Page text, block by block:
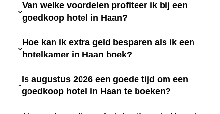
Van welke voordelen profiteer ik bij een
goedkoop hotel in Haan?
Hoe kan ik extra geld besparen als ik een
hotelkamer in Haan boek?
Is augustus 2026 een goede tijd om een
goedkoop hotel in Haan te boeken?